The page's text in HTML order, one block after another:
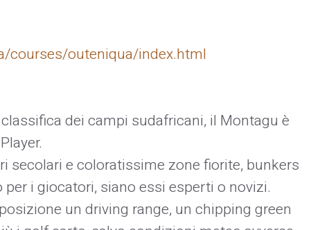
courses/outeniqua/index.html
dei campi sudafricani, il Montagu è
secolari e coloratissime zone fiorite, bunkers
i giocatori, siano essi esperti o novizi.
un driving range, un chipping green